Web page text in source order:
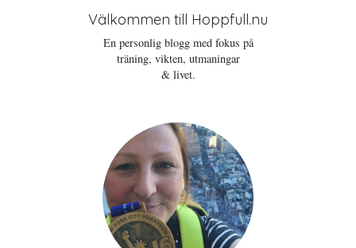
Välkommen till Hoppfull.nu
En personlig blogg med fokus på
träning, vikten, utmaningar
& livet.